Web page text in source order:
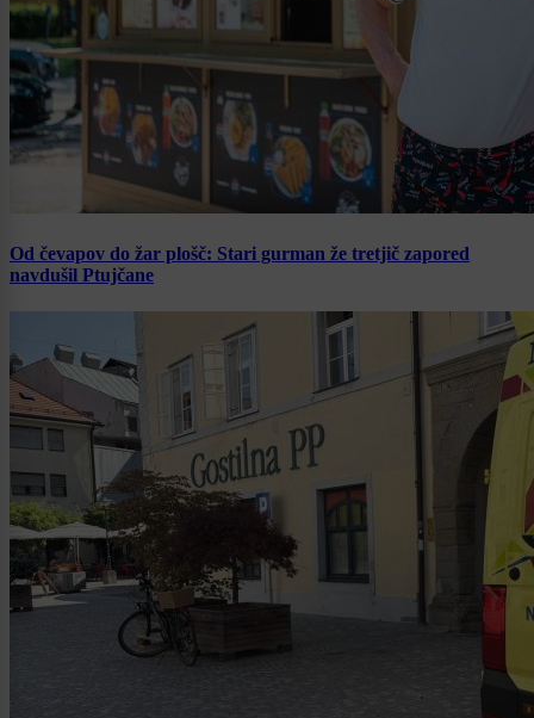
Od čevapov do žar plošč: Stari gurman že tretjič zapored
navdušil Ptujčane